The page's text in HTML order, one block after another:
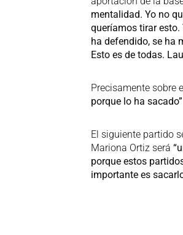
mentalidad. Yo no
queríamos tirar esto.
ha defendido, se ha
Esto es de todas.
Precisamente sobre
porque lo ha sacado”
El siguiente partido
Mariona Ortiz será
porque estos
importante es